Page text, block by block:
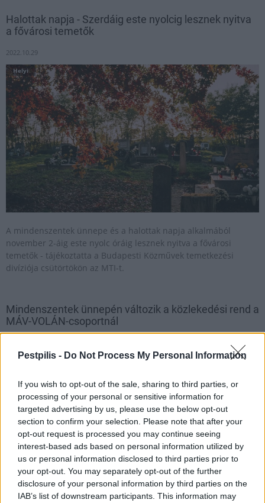
Pestpilis - Do Not Process My Personal Information
If you wish to opt-out of the sale, sharing to third parties, or
processing of your personal or sensitive information for
targeted advertising by us, please use the below opt-out
section to confirm your selection. Please note that after your
opt-out request is processed you may continue seeing
interest-based ads based on personal information utilized by
us or personal information disclosed to third parties prior to
your opt-out. You may separately opt-out of the further
disclosure of your personal information by third parties on the
IAB’s list of downstream participants. This information may
Halottak napja - Szerdáig este nyolcig lesznek nyitva
a fővárosi temetők
2022.10.29
Helyi
A mindenszentek ünnepe és a halottak napja alkalmából
november 2-áig este nyolc óráig lesznek nyitva a fővárosi
temetők - tájékoztatta a Budapesti Közművek temetkezési
divíziója csütörtökön az MTI-t.
Mindenszentek ünnepén változik a közlekedési rend a
MÁV-VOLÁN-csoportnál
Országos